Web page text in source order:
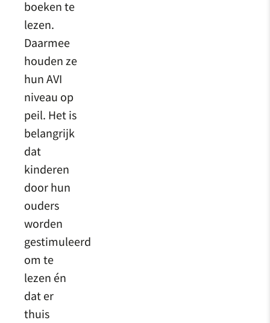
boeken te
lezen.
Daarmee
houden ze
hun AVI
niveau op
peil. Het is
belangrijk
dat
kinderen
door hun
ouders
worden
gestimuleerd
om te
lezen én
dat er
thuis